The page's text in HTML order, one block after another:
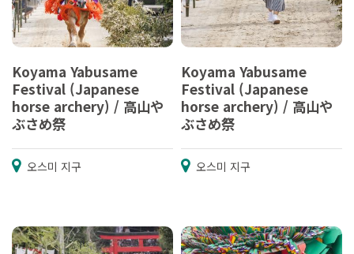
Koyama Yabusame
Festival (Japanese
horse archery) / 高山や
ぶさめ祭
오스미 지구
Koyama Yabusame
Festival (Japanese
horse archery) / 高山や
ぶさめ祭
오스미 지구